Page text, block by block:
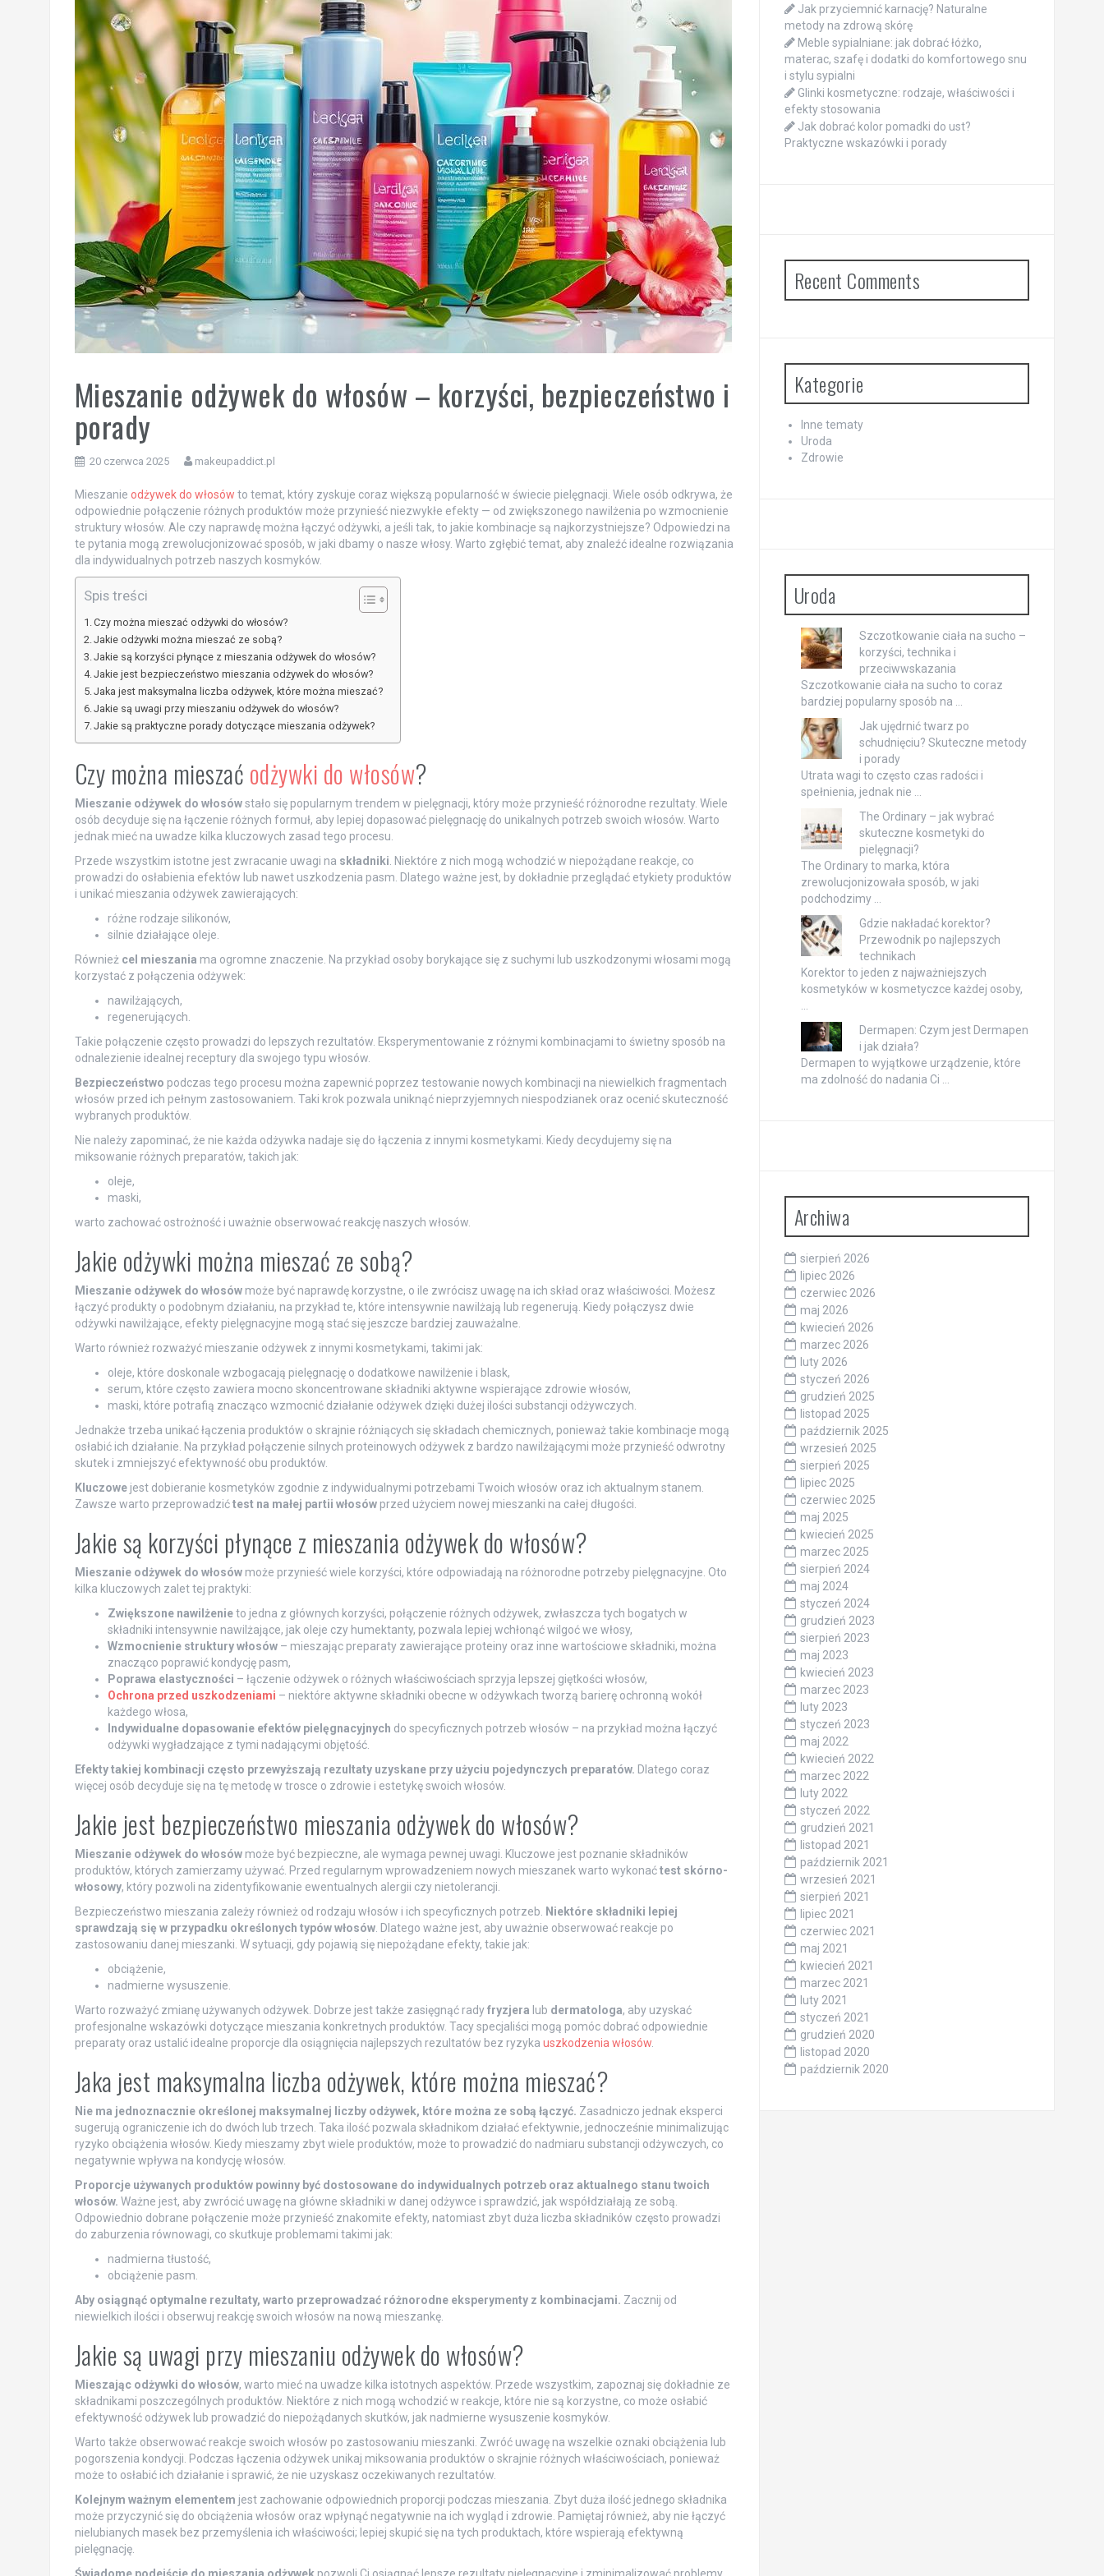
Mieszanie odżywek do włosów – korzyści, bezpieczeństwo i
porady
20 czerwca 2025 makeupaddict.pl
Mieszanie odżywek do włosów to temat, który zyskuje coraz większą popularność w świecie pielęgnacji. Wiele osób odkrywa, że
odpowiednie połączenie różnych produktów może przynieść niezwykłe efekty — od zwiększonego nawilżenia po wzmocnienie
struktury włosów. Ale czy naprawdę można łączyć odżywki, a jeśli tak, to jakie kombinacje są najkorzystniejsze? Odpowiedzi na
te pytania mogą zrewolucjonizować sposób, w jaki dbamy o nasze włosy. Warto zgłębić temat, aby znaleźć idealne rozwiązania
dla indywidualnych potrzeb naszych kosmyków.
Spis treści
Czy można mieszać odżywki do włosów?
Jakie odżywki można mieszać ze sobą?
Jakie są korzyści płynące z mieszania odżywek do włosów?
Jakie jest bezpieczeństwo mieszania odżywek do włosów?
Jaka jest maksymalna liczba odżywek, które można mieszać?
Jakie są uwagi przy mieszaniu odżywek do włosów?
Jakie są praktyczne porady dotyczące mieszania odżywek?
Czy można mieszać odżywki do włosów?
Mieszanie odżywek do włosówstało się popularnym trendem w pielęgnacji, który może przynieść różnorodne rezultaty. Wiele
osób decyduje się na łączenie różnych formuł, aby lepiej dopasować pielęgnację do unikalnych potrzeb swoich włosów. Warto
jednak mieć na uwadze kilka kluczowych zasad tego procesu.
Przede wszystkim istotne jest zwracanie uwagi na składniki . Niektóre z nich mogą wchodzić w niepożądane reakcje, co
prowadzi do osłabienia efektów lub nawet uszkodzenia pasm. Dlatego ważne jest, by dokładnie przeglądać etykiety produktów
i unikać mieszania odżywek zawierających:
różne rodzaje silikonów,
silnie działające oleje.
Również cel mieszania ma ogromne znaczenie. Na przykład osoby borykające się z suchymi lub uszkodzonymi włosami mogą
korzystać z połączenia odżywek:
nawilżających,
regenerujących.
Takie połączenie często prowadzi do lepszych rezultatów. Eksperymentowanie z różnymi kombinacjami to świetny sposób na
odnalezienie idealnej receptury dla swojego typu włosów.
Bezpieczeństwo podczas tego procesu można zapewnić poprzez testowanie nowych kombinacji na niewielkich fragmentach
włosów przed ich pełnym zastosowaniem. Taki krok pozwala uniknąć nieprzyjemnych niespodzianek oraz ocenić skuteczność
wybranych produktów.
Nie należy zapominać, że nie każda odżywka nadaje się do łączenia z innymi kosmetykami. Kiedy decydujemy się na
miksowanie różnych preparatów, takich jak:
oleje,
maski,
warto zachować ostrożność i uważnie obserwować reakcję naszych włosów.
Jakie odżywki można mieszać ze sobą?
Mieszanie odżywek do włosówmoże być naprawdę korzystne, o ile zwrócisz uwagę na ich skład oraz właściwości. Możesz
łączyć produkty o podobnym działaniu, na przykład te, które intensywnie nawilżają lub regenerują. Kiedy połączysz dwie
odżywki nawilżające, efekty pielęgnacyjne mogą stać się jeszcze bardziej zauważalne.
Warto również rozważyć mieszanie odżywek z innymi kosmetykami, takimi jak:
oleje, które doskonale wzbogacają pielęgnację o dodatkowe nawilżenie i blask,
serum, które często zawiera mocno skoncentrowane składniki aktywne wspierające zdrowie włosów,
maski, które potrafią znacząco wzmocnić działanie odżywek dzięki dużej ilości substancji odżywczych.
Jednakże trzeba unikać łączenia produktów o skrajnie różniących się składach chemicznych, ponieważ takie kombinacje mogą
osłabić ich działanie. Na przykład połączenie silnych proteinowych odżywek z bardzo nawilżającymi może przynieść odwrotny
skutek i zmniejszyć efektywność obu produktów.
Kluczowejest dobieranie kosmetyków zgodnie z indywidualnymi potrzebami Twoich włosów oraz ich aktualnym stanem.
Zawsze warto przeprowadzićtest na małej partii włosówprzed użyciem nowej mieszanki na całej długości.
Jakie są korzyści płynące z mieszania odżywek do włosów?
Mieszanie odżywek do włosówmoże przynieść wiele korzyści, które odpowiadają na różnorodne potrzeby pielęgnacyjne. Oto
kilka kluczowych zalet tej praktyki:
Zwiększone nawilżenieto jedna z głównych korzyści, połączenie różnych odżywek, zwłaszcza tych bogatych w
składniki intensywnie nawilżające, jak oleje czy humektanty, pozwala lepiej wchłonąć wilgoć we włosy,
Wzmocnienie struktury włosów– mieszając preparaty zawierające proteiny oraz inne wartościowe składniki, można
znacząco poprawić kondycję pasm,
Poprawa elastyczności – łączenie odżywek o różnych właściwościach sprzyja lepszej giętkości włosów,
Ochrona przed uszkodzeniami – niektóre aktywne składniki obecne w odżywkach tworzą barierę ochronną wokół
każdego włosa,
Indywidualne dopasowanie efektów pielęgnacyjnych do specyficznych potrzeb włosów – na przykład można łączyć
odżywki wygładzające z tymi nadającymi objętość.
Efekty takiej kombinacji często przewyższają rezultaty uzyskane przy użyciu pojedynczych preparatów. Dlatego coraz
więcej osób decyduje się na tę metodę w trosce o zdrowie i estetykę swoich włosów.
Jakie jest bezpieczeństwo mieszania odżywek do włosów?
Mieszanie odżywek do włosówmoże być bezpieczne, ale wymaga pewnej uwagi. Kluczowe jest poznanie składników
produktów, których zamierzamy używać. Przed regularnym wprowadzeniem nowych mieszanek warto wykonaćtest skórno-
włosowy, który pozwoli na zidentyfikowanie ewentualnych alergii czy nietolerancji.
Bezpieczeństwo mieszania zależy również od rodzaju włosów i ich specyficznych potrzeb. Niektóre składniki lepiej
sprawdzają się w przypadku określonych typów włosów. Dlatego ważne jest, aby uważnie obserwować reakcje po
zastosowaniu danej mieszanki. W sytuacji, gdy pojawią się niepożądane efekty, takie jak:
obciążenie,
nadmierne wysuszenie.
Warto rozważyć zmianę używanych odżywek. Dobrze jest także zasięgnąć radyfryzjera lub dermatologa, aby uzyskać
profesjonalne wskazówki dotyczące mieszania konkretnych produktów. Tacy specjaliści mogą pomóc dobrać odpowiednie
preparaty oraz ustalić idealne proporcje dla osiągnięcia najlepszych rezultatów bez ryzyka uszkodzenia włosów.
Jaka jest maksymalna liczba odżywek, które można mieszać?
Nie ma jednoznacznie określonej maksymalnej liczby odżywek, które można ze sobą łączyć. Zasadniczo jednak eksperci
sugerują ograniczenie ich do dwóch lub trzech. Taka ilość pozwala składnikom działać efektywnie, jednocześnie minimalizując
ryzyko obciążenia włosów. Kiedy mieszamy zbyt wiele produktów, może to prowadzić do nadmiaru substancji odżywczych, co
negatywnie wpływa na kondycję włosów.
Proporcje używanych produktów powinny być dostosowane do indywidualnych potrzeb oraz aktualnego stanu twoich
włosów. Ważne jest, aby zwrócić uwagę na główne składniki w danej odżywce i sprawdzić, jak współdziałają ze sobą.
Odpowiednio dobrane połączenie może przynieść znakomite efekty, natomiast zbyt duża liczba składników często prowadzi
do zaburzenia równowagi, co skutkuje problemami takimi jak:
nadmierna tłustość,
obciążenie pasm.
Aby osiągnąć optymalne rezultaty, warto przeprowadzać różnorodne eksperymenty z kombinacjami. Zacznij od
niewielkich ilości i obserwuj reakcję swoich włosów na nową mieszankę.
Jakie są uwagi przy mieszaniu odżywek do włosów?
Mieszając odżywki do włosów, warto mieć na uwadze kilka istotnych aspektów. Przede wszystkim, zapoznaj się dokładnie ze
składnikami poszczególnych produktów. Niektóre z nich mogą wchodzić w reakcje, które nie są korzystne, co może osłabić
efektywność odżywek lub prowadzić do niepożądanych skutków, jak nadmierne wysuszenie kosmyków.
Warto także obserwować reakcje swoich włosów po zastosowaniu mieszanki. Zwróć uwagę na wszelkie oznaki obciążenia lub
pogorszenia kondycji. Podczas łączenia odżywek unikaj miksowania produktów o skrajnie różnych właściwościach, ponieważ
może to osłabić ich działanie i sprawić, że nie uzyskasz oczekiwanych rezultatów.
Kolejnym ważnym elementem jest zachowanie odpowiednich proporcji podczas mieszania. Zbyt duża ilość jednego składnika
może przyczynić się do obciążenia włosów oraz wpłynąć negatywnie na ich wygląd i zdrowie. Pamiętaj również, aby nie łączyć
nielubianych masek bez przemyślenia ich właściwości; lepiej skupić się na tych produktach, które wspierają efektywną
pielęgnację.
Świadome podejście do mieszania odżywekpozwoli Ci osiągnąć lepsze rezultaty pielęgnacyjne i zminimalizować problemy
Jak przyciemnić karnację? Naturalne
metody na zdrową skórę
Meble sypialniane: jak dobrać łóżko,
materac, szafę i dodatki do komfortowego snu
i stylu sypialni
Glinki kosmetyczne: rodzaje, właściwości i
efekty stosowania
Jak dobrać kolor pomadki do ust?
Praktyczne wskazówki i porady
Recent Comments
Kategorie
Inne tematy
Uroda
Zdrowie
Uroda
Szczotkowanie ciała na sucho –
korzyści, technika i
przeciwwskazania
Szczotkowanie ciała na sucho to coraz
bardziej popularny sposób na …
Jak ujędrnić twarz po
schudnięciu? Skuteczne metody
i porady
Utrata wagi to często czas radości i
spełnienia, jednak nie …
The Ordinary – jak wybrać
skuteczne kosmetyki do
pielęgnacji?
The Ordinary to marka, która
zrewolucjonizowała sposób, w jaki
podchodzimy …
Gdzie nakładać korektor?
Przewodnik po najlepszych
technikach
Korektor to jeden z najważniejszych
kosmetyków w kosmetyczce każdej osoby,
Dermapen: Czym jest Dermapen
i jak działa?
Dermapen to wyjątkowe urządzenie, które
ma zdolność do nadania Ci …
Archiwa
sierpień 2026
lipiec 2026
czerwiec 2026
maj 2026
kwiecień 2026
marzec 2026
luty 2026
styczeń 2026
grudzień 2025
listopad 2025
październik 2025
wrzesień 2025
sierpień 2025
lipiec 2025
czerwiec 2025
maj 2025
kwiecień 2025
marzec 2025
sierpień 2024
maj 2024
styczeń 2024
grudzień 2023
sierpień 2023
maj 2023
kwiecień 2023
marzec 2023
luty 2023
styczeń 2023
maj 2022
kwiecień 2022
marzec 2022
luty 2022
styczeń 2022
grudzień 2021
listopad 2021
październik 2021
wrzesień 2021
sierpień 2021
lipiec 2021
czerwiec 2021
maj 2021
kwiecień 2021
marzec 2021
luty 2021
styczeń 2021
grudzień 2020
listopad 2020
październik 2020